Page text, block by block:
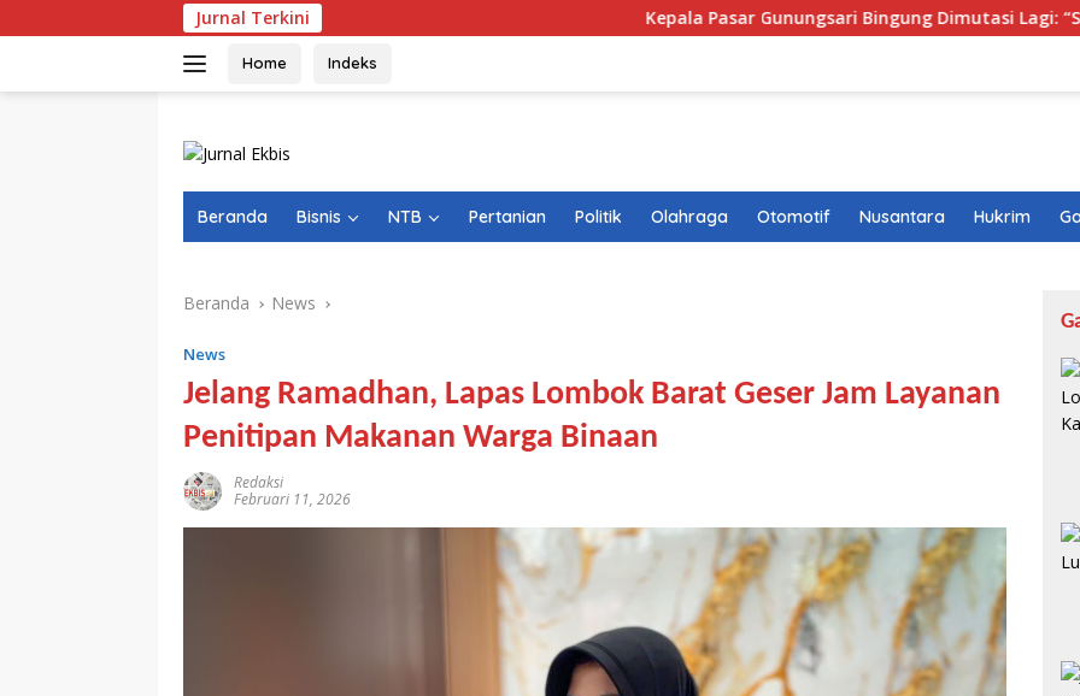
ke
Jurnal Terkini Kepala Pasar Gunungsari Bingung Dimutasi Lagi: “Saya
Home Indeks
Beranda Bisnis NTB Pertanian Politik Olahraga Otomotif Nusantara Hukrim
Beranda News
News
Jelang Ramadhan, Lapas Lombok Barat Geser Jam Layanan
Penitipan Makanan Warga Binaan
Redaksi
Februari 11, 2026